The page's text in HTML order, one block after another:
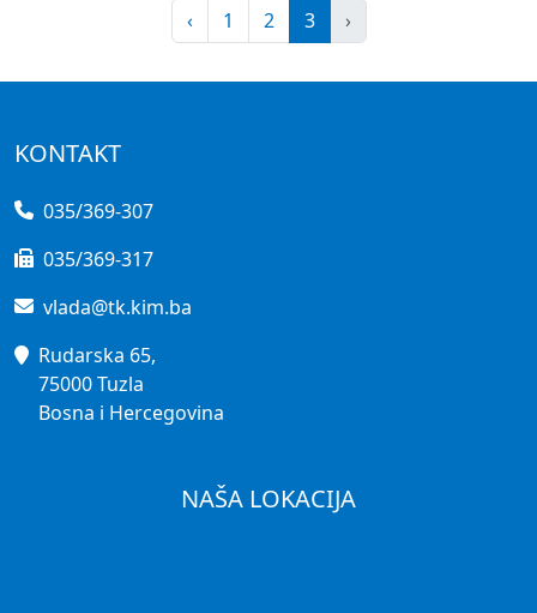
‹ 1 2 3 ›
KONTAKT
035/369-307
035/369-317
vlada@tk.kim.ba
Rudarska 65,
75000 Tuzla
Bosna i Hercegovina
NAŠA LOKACIJA